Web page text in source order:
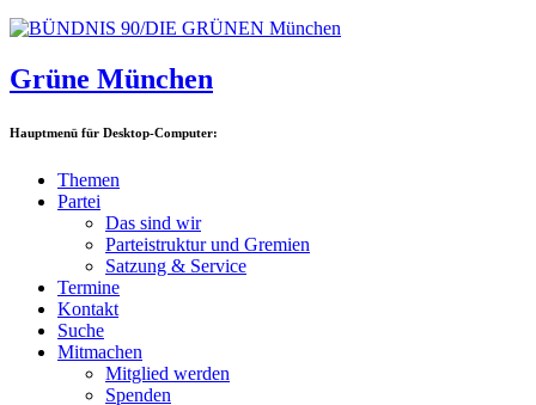
Grüne München
Hauptmenü für Desktop-Computer:
Themen
Partei
Das sind wir
Parteistruktur und Gremien
Satzung & Service
Termine
Kontakt
Suche
Mitmachen
Mitglied werden
Spenden